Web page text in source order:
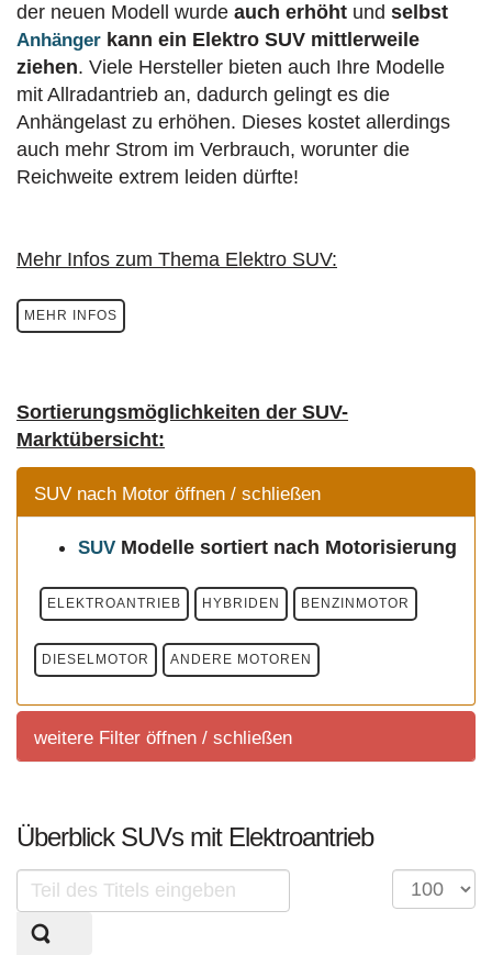
der neuen Modell wurde auch erhöht und selbst
Anhänger kann ein Elektro SUV mittlerweile
ziehen. Viele Hersteller bieten auch Ihre Modelle
mit Allradantrieb an, dadurch gelingt es die
Anhängelast zu erhöhen. Dieses kostet allerdings
auch mehr Strom im Verbrauch, worunter die
Reichweite extrem leiden dürfte!
Mehr Infos zum Thema Elektro SUV:
MEHR INFOS
Sortierungsmöglichkeiten der SUV-
Marktübersicht:
SUV nach Motor öffnen / schließen
SUV Modelle sortiert nach Motorisierung
ELEKTROANTRIEB HYBRIDEN BENZINMOTOR
DIESELMOTOR ANDERE MOTOREN
weitere Filter öffnen / schließen
Sortierung SUV Marktuebersicht
Sortierung aller aktuell im deutschem Handel
angeboteten Fahrzeuge.
Überblick SUVs mit Elektroantrieb
Teil
des
Titels
Anzeige
#